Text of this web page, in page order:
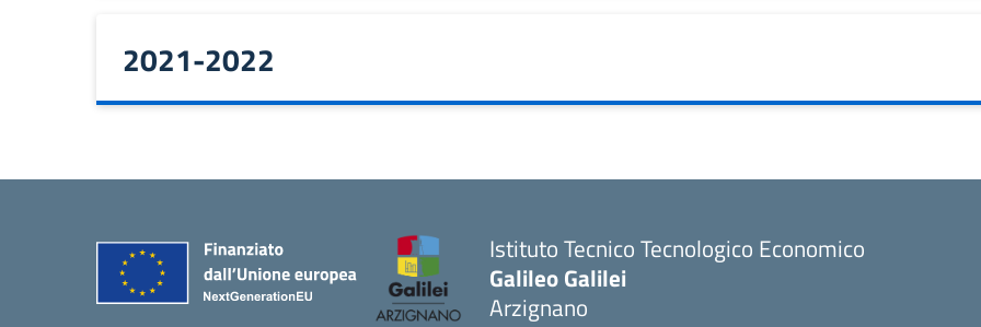
2021-2022
Istituto Tecnico Tecnologico Economico
Galileo Galilei
Arzignano